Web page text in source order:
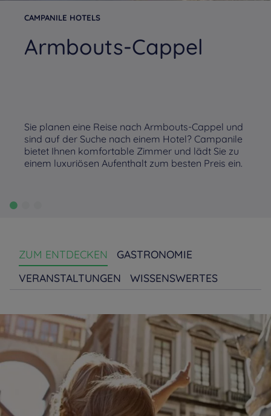
CAMPANILE HOTELS
Armbouts-Cappel
Sie planen eine Reise nach Armbouts-Cappel und
sind auf der Suche nach einem Hotel? Campanile
bietet Ihnen komfortable Zimmer und lädt Sie zu
einem luxuriösen Aufenthalt zum besten Preis ein.
ZUM ENTDECKEN
GASTRONOMIE
VERANSTALTUNGEN
WISSENSWERTES